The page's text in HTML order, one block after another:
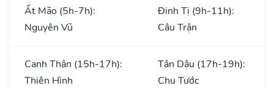
Ất Mão (5h-7h):
Nguyên Vũ
Đinh Tị (9h-11h):
Câu Trận
Canh Thân (15h-17h):
Thiên Hình
Tân Dậu (17h-19h):
Chu Tước